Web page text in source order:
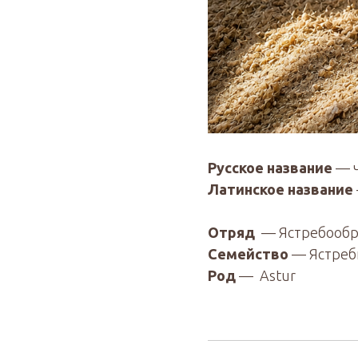
Русское название —
Латинское название
Отряд —
Семейство —
Род — Astur